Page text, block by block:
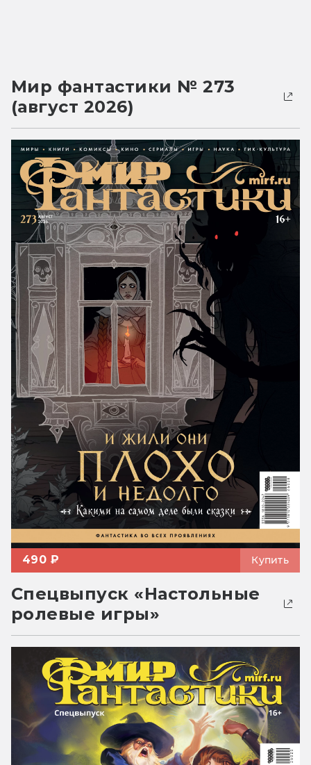
Мир фантастики № 273
(август 2026)
490 ₽ Купить
Спецвыпуск «Настольные
ролевые игры»